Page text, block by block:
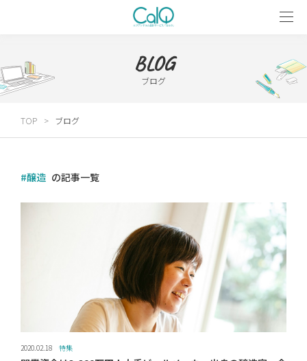
BLOG
ブログ
TOP ブログ
#醸造 の記事一覧
2020.02.18 特集